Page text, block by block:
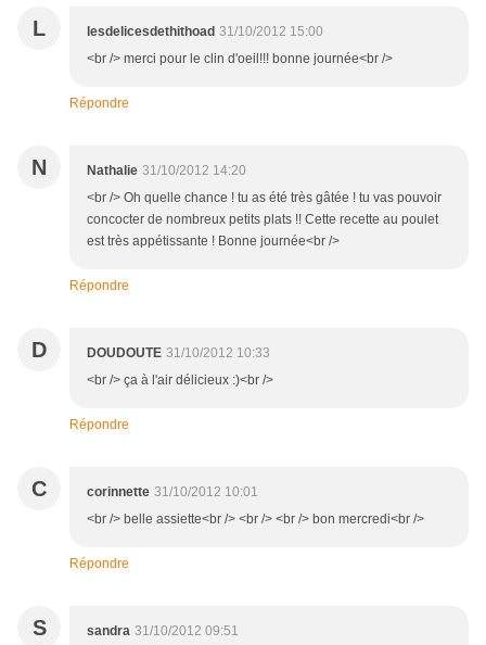
L lesdelicesdethithoad 31/10/2012 15:00
<br /> merci pour le clin d'oeil!!! bonne journée<br />
Répondre
N Nathalie 31/10/2012 14:20
<br /> Oh quelle chance ! tu as été très gâtée ! tu vas pouvoir
concocter de nombreux petits plats !! Cette recette au poulet
est très appétissante ! Bonne journée<br />
Répondre
D DOUDOUTE 31/10/2012 10:33
<br /> ça à l'air délicieux :)<br />
Répondre
C corinnette 31/10/2012 10:01
<br /> belle assiette<br /> <br /> <br /> bon mercredi<br />
Répondre
S sandra 31/10/2012 09:51